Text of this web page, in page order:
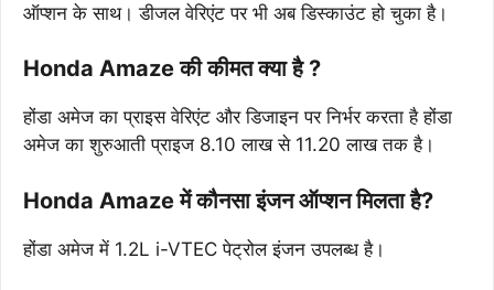
ऑप्शन के साथ। डीजल वेरिएंट पर भी अब डिस्काउंट हो चुका है।
Honda Amaze की कीमत क्या है ?
होंडा अमेज का प्राइस वेरिएंट और डिजाइन पर निर्भर करता है होंडा
अमेज का शुरुआती प्राइज 8.10 लाख से 11.20 लाख तक है।
Honda Amaze में कौनसा इंजन ऑप्शन मिलता है?
होंडा अमेज में 1.2L i-VTEC पेट्रोल इंजन उपलब्ध है।